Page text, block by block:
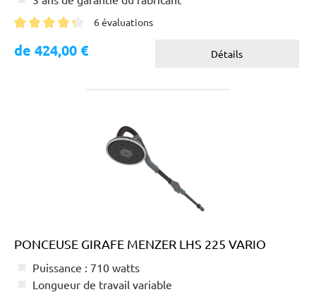
6 évaluations
de 424,00 € Détails
PONCEUSE GIRAFE MENZER LHS 225 VARIO
Puissance : 710 watts
Longueur de travail variable